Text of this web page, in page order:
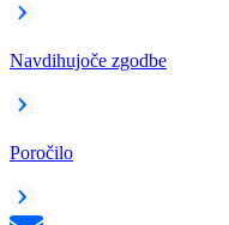
Navdihujoče zgodbe
Poročilo